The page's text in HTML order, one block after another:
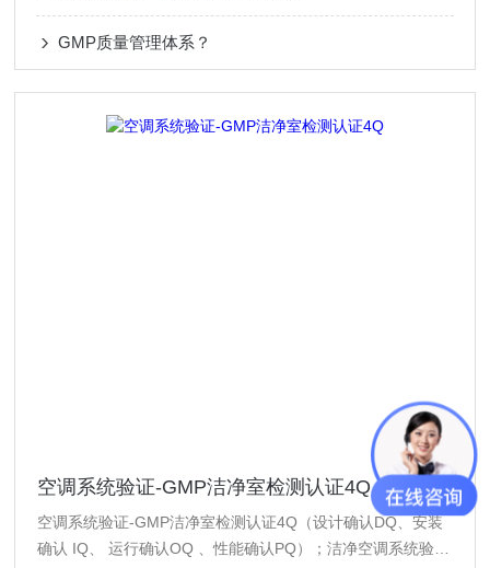
GMP质量管理体系？
空调系统验证-GMP洁净室检测认证4Q
空调系统验证-GMP洁净室检测认证4Q（设计确认DQ、安装
确认 IQ、 运行确认OQ 、性能确认PQ）；洁净空调系统验证